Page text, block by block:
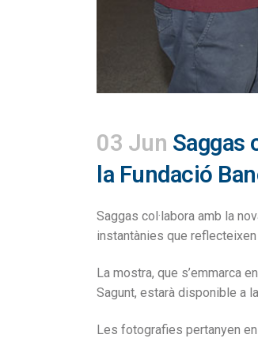
03 Jun Saggas
la Fundació
Saggas col·labora amb la
instantànies que reflecteixen
La mostra, que s’emmarca
Sagunt, estarà disponible a
Les fotografies pertanyen